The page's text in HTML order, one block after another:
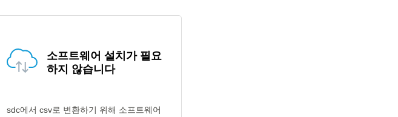
소프트웨어 설치가 필요
하지 않습니다
sdc에서 csv로 변환하기 위해 소프트웨어